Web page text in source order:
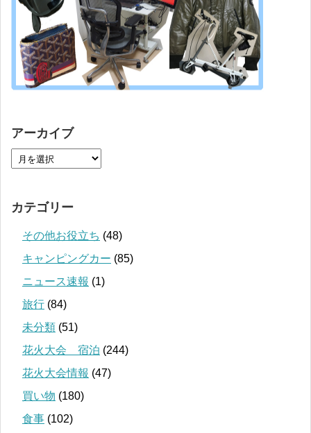
アーカイブ
カテゴリー
その他お役立ち (48)
キャンピングカー (85)
ニュース速報 (1)
旅行 (84)
未分類 (51)
花火大会 宿泊 (244)
花火大会情報 (47)
買い物 (180)
食事 (102)